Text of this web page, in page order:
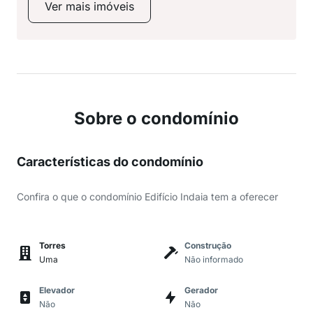
Ver mais imóveis
Sobre o condomínio
Características do condomínio
Confira o que o condomínio Edifício Indaia tem a oferecer
Torres
Uma
Construção
Não informado
Elevador
Não
Gerador
Não